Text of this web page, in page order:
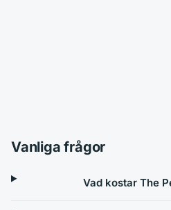
Vanliga frågor
Vad kostar The